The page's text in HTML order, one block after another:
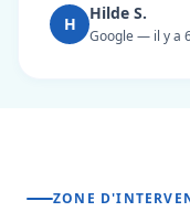
H
Hilde S.
Google — il y a
ZONE